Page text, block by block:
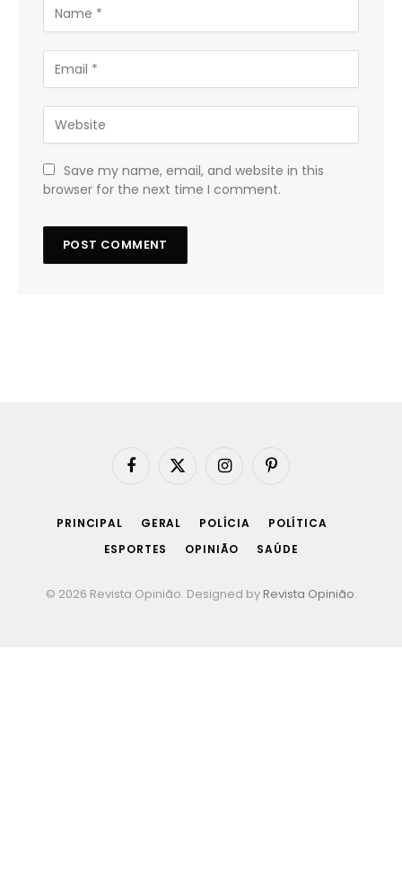
Save my name, email, and website in this
browser for the next time I comment.
Facebook
X
InstagramPinterest
PRINCIPAL GERAL POLÍCIA
POLÍTICA
ESPORTES
OPINIÃO SAÚDE
© 2026 Revista Opinião. Designed by Revista Opinião.